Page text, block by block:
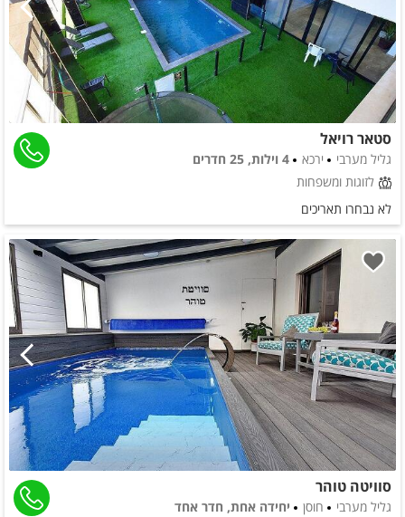
סטאר רויאל
גליל מערבי ירכא
4 וילות, 25 חדרים
לזוגות ומשפחות
לא נבחרו תאריכים
סוויטה טוהר
גליל מערבי חוסן
יחידה אחת, חדר אחד